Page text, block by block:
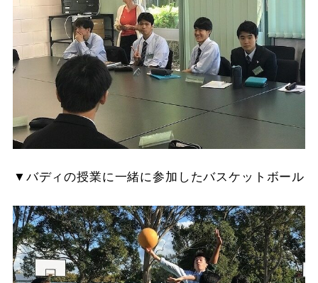
▼バディの授業に一緒に参加したバスケットボール